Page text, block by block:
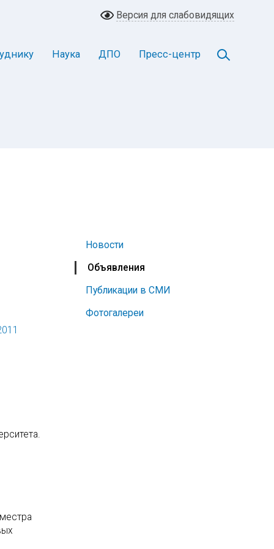
Версия для слабовидящих
Наука ДПО Пресс-центр
Новости
Объявления
Публикации в СМИ
Фотогалереи